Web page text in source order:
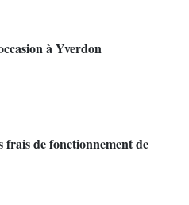
à Yverdon
frais de fonctionnement de